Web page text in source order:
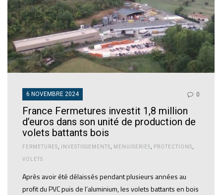
6 NOVEMBRE 2024 0
France Fermetures investit 1,8 million
d’euros dans son unité de production de
volets battants bois
FERMETURES INVESTISSEMENTS MENUISERIES PROTECTIONS
VOLETS
Après avoir été délaissés pendant plusieurs années au
profit du PVC puis de l’aluminium, les volets battants en bois